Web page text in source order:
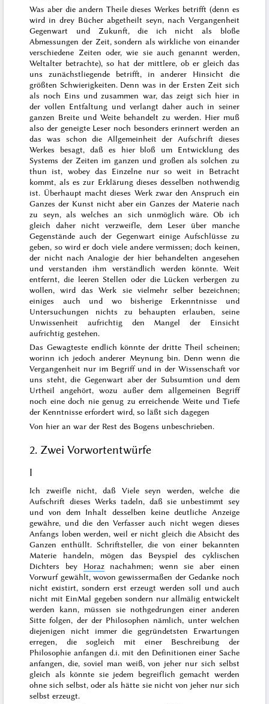
Was aber die andern Theile dieses Werkes betrifft (denn es
wird in drey Bücher abgetheilt seyn, nach Vergangenheit
Gegenwart und Zukunft, die ich nicht als bloße
Abmessungen der Zeit, sondern als wirkliche von einander
verschiedene Zeiten oder, wie sie auch genannt werden,
Weltalter betrachte), so hat der mittlere, ob er gleich das
uns zunächstliegende betrifft, in anderer Hinsicht die
größten Schwierigkeiten. Denn was in der Ersten Zeit sich
als noch Eins und zusammen war, das zeigt sich hier in
der vollen Entfaltung und verlangt daher auch in seiner
ganzen Breite und Weite behandelt zu werden. Hier muß
also der geneigte Leser noch besonders erinnert werden an
das was schon die Allgemeinheit der Aufschrift dieses
Werkes besagt, daß es hier bloß um Entwicklung des
Systems der Zeiten im ganzen und großen als solchen zu
thun ist, wobey das Einzelne nur so weit in Betracht
kommt, als es zur Erklärung dieses desselben nothwendig
ist. Überhaupt macht dieses Werk zwar den Anspruch ein
Ganzes der Kunst nicht aber ein Ganzes der Materie nach
zu seyn, als welches an sich unmöglich wäre. Ob ich
gleich daher nicht verzweifle, dem Leser über manche
Gegenstände auch der Gegenwart einige Aufschlüsse zu
geben, so wird er doch viele andere vermissen; doch keinen,
der nicht nach Analogie der hier behandelten angesehen
undverstanden ihm verständlich werden könnte. Weit
entfernt, die leeren Stellen oder die Lücken verbergen zu
wollen, wird das Werk sie vielmehr selber bezeichnen;
einiges auch und wo bisherige Erkenntnisse und
Untersuchungen nichts zu behaupten erlauben, seine
Unwissenheit aufrichtig den Mangel der Einsicht
aufrichtig gestehen.
Das Gewagteste endlich könnte der dritte Theil scheinen;
worinn ich jedoch anderer Meynung bin. Denn wenn die
Vergangenheit nur im Begriff und in der Wissenschaft vor
uns steht, die Gegenwart aber der Subsumtion und dem
Urtheil angehört, wozu außer dem allgemeinen Begriff
noch eine doch nie genug zu erreichende Weite und Tiefe
der Kenntnisse erfordert wird, so läßt sich dagegen
Von hier an war der Rest des Bogens unbeschrieben.
2. Zwei Vorwortentwürfe
I
Ich zweifle nicht, daß Viele seyn werden, welche die
Aufschrift dieses Werks tadeln, daß sie unbestimmt sey
und von dem Inhalt desselben keine deutliche Anzeige
gewähre, und die den Verfasser auch nicht wegen dieses
Anfangs loben werden, weil er nicht gleich die Absicht des
Ganzen enthüllt. Schriftsteller, die von einer bekannten
Materie handeln, mögen das Beyspiel des cyklischen
Dichters bey Horaznachahmen; wenn sie aber einen
Vorwurf gewählt, wovon gewissermaßen der Gedanke noch
nicht existirt, sondern erst erzeugt werden soll und auch
nicht mit EinMal gegeben sondern nur allmälig entwickelt
werden kann, müssen sie nothgedrungen einer anderen
Sitte folgen, der der Philosophen nämlich, unter welchen
diejenigen nicht immer die gegründetsten Erwartungen
erregen, die sogleich mit einer Beschreibung der
Philosophie anfangen d.i. mit den Definitionen einer Sache
anfangen, die, soviel man weiß, von jeher nur sich selbst
gleich als könnte sie jedem begreiflichgemacht werden
ohne sich selbst, oder als hätte sie nicht von jeher nur sich
selbst erzeugt.